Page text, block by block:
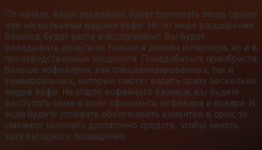
По началу, ваше заведение будет торговать лишь одним
или несколькими видами кофе. Но по мере расширения
бизнеса, будет расти и ассортимент. Вы будет
вкладывать деньги не только в дизайн интерьера, но и в
производственные мощности. Понадобиться приобрести
больше кофеварок, как специализированных, так и
универсальных, которые смогут варить сразу несколько
видов кофе. На старте кофейного бизнеса, вы будете
выступать сами в роли официанта, кофевара и повара. И
если будете успевать обслуживать клиентов в срок, то
сможете накопить достаточно средств, чтобы нанять
хотя бы одного помощника.